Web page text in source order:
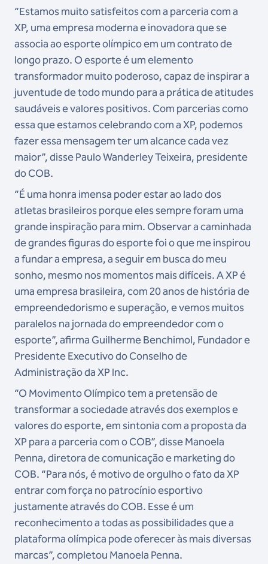
“Estamos muito satisfeitos com a parceria com a
XP, uma empresa moderna e inovadora que se
associa ao esporte olímpico em um contrato de
longo prazo. O esporte é um elemento
transformador muito poderoso, capaz de inspirar a
juventude de todo mundo para a prática de atitudes
saudáveis e valores positivos. Com parcerias como
essa que estamos celebrando com a XP, podemos
fazer essa mensagem ter um alcance cada vez
maior”, disse Paulo Wanderley Teixeira, presidente
do COB.
“É uma honra imensa poder estar ao lado dos
atletas brasileiros porque eles sempre foram uma
grande inspiração para mim. Observar a caminhada
de grandes figuras do esporte foi o que me inspirou
a fundar a empresa, a seguir em busca do meu
sonho, mesmo nos momentos mais difíceis. A XP é
uma empresa brasileira, com 20 anos de história de
empreendedorismo e superação, e vemos muitos
paralelos na jornada do empreendedor com o
esporte”, afirma Guilherme Benchimol, Fundador e
Presidente Executivo do Conselho de
Administração da XP Inc.
“O Movimento Olímpico tem a pretensão de
transformar a sociedade através dos exemplos e
valores do esporte, em sintonia com a proposta da
XP para a parceria com o COB”, disse Manoela
Penna, diretora de comunicação e marketing do
COB. “Para nós, é motivo de orgulho o fato da XP
entrar com força no patrocínio esportivo
justamente através do COB. Esse é um
reconhecimento a todas as possibilidades que a
plataforma olímpica pode oferecer às mais diversas
marcas”, completou Manoela Penna.